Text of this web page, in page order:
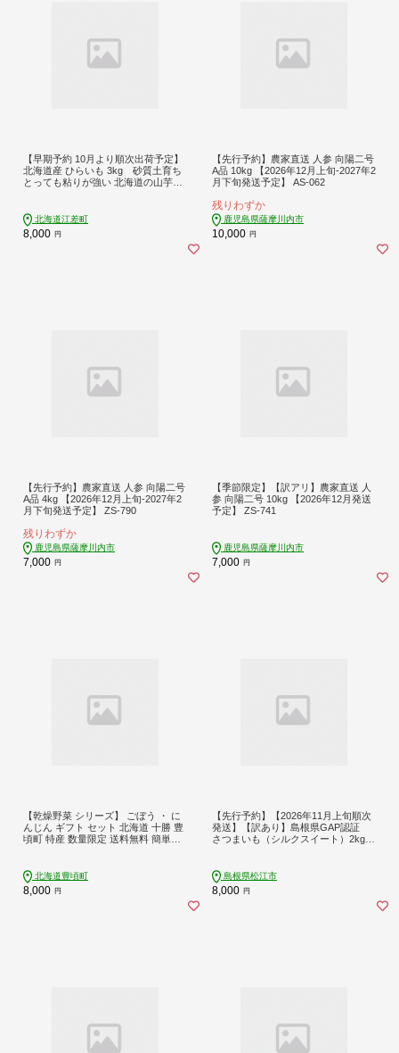
【早期予約 10月より順次出荷予定】
北海道産 ひらいも 3kg 砂質土育ち
とっても粘りが強い 北海道の山芋
薯 山かけ とろろ いももち 豚
汁
北海道江差町
8,000 円
【先行予約】農家直送 人参 向陽二号
A品 10kg 【2026年12月上旬-2027年2
月下旬発送予定】 AS-062
残りわずか
鹿児島県薩摩川内市
10,000 円
【先行予約】農家直送 人参 向陽二号
A品 4kg 【2026年12月上旬-2027年2
月下旬発送予定】 ZS-790
残りわずか
鹿児島県薩摩川内市
7,000 円
【季節限定】【訳アリ】農家直送 人
参 向陽二号 10kg 【2026年12月発送
予定】 ZS-741
鹿児島県薩摩川内市
7,000 円
【乾燥野菜 シリーズ】 ごぼう ・ に
んじん ギフト セット 北海道 十勝 豊
頃町 特産 数量限定 送料無料 簡単レ
北海道豊頃町
8,000 円
【先行予約】【2026年11月上旬順次
発送】【訳あり】島根県GAP認証
さつまいも（シルクスイート）2kg
シルクスイート いも 焼き芋 野菜 イ
モ 訳あり 島根
島根県松江市
8,000 円